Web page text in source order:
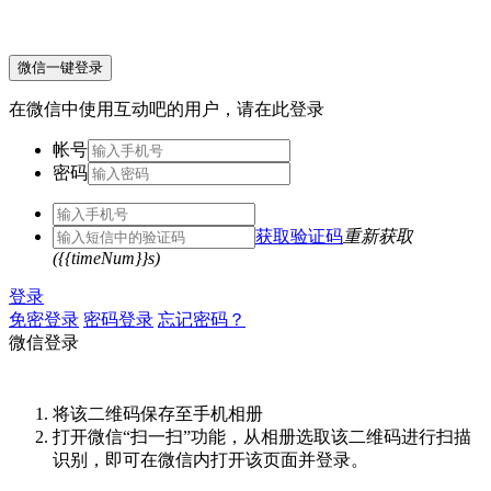
微信一键登录
在微信中使用互动吧的用户，请在此登录
帐号
密码
获取验证码重新获取
({{timeNum}}s)
登录
免密登录 密码登录 忘记密码？
微信登录
将该二维码保存至手机相册
打开微信“扫一扫”功能，从相册选取该二维码进行扫描
识别，即可在微信内打开该页面并登录。